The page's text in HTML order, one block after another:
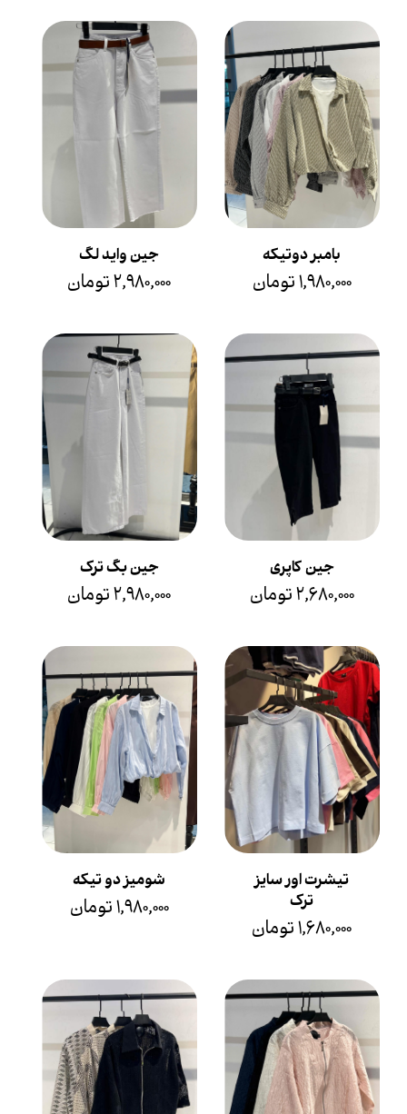
بامبر دوتیکه
۱,۹۸۰,۰۰۰ تومان
جین واید لگ
۲,۹۸۰,۰۰۰ تومان
جین کاپری
۲,۶۸۰,۰۰۰ تومان
جین بگ ترک
۲,۹۸۰,۰۰۰ تومان
تیشرت اور سایز
ترک
۱,۶۸۰,۰۰۰ تومان
شومیز دو تیکه
۱,۹۸۰,۰۰۰ تومان